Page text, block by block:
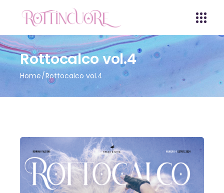
Rottocalco vol.4
Home Rottocalco vol.4